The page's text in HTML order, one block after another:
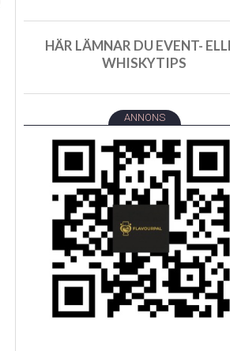
HÄR LÄMNAR DU EVENT-
WHISKYTIPS
ANNONS